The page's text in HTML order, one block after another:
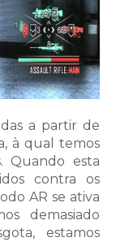
a partir de
à qual temos
Quando esta
contra os
AR se ativa
demasiado
estamos